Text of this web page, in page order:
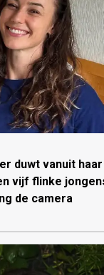
duwt vanuit haar
vijf flinke
de camera